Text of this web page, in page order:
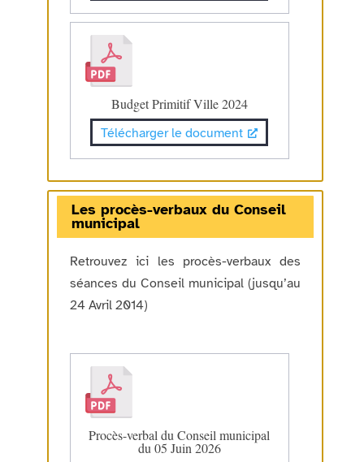
Budget Primitif Ville 2024
Télécharger le document
Les procès-verbaux du Conseil
municipal
Retrouvez ici les procès-verbaux des
séances du Conseil municipal (jusqu’au
24 Avril 2014)
Procès-verbal du Conseil municipal
du 05 Juin 2026